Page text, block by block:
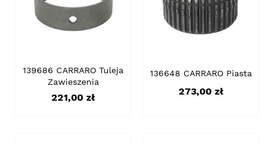
139686 CARRARO Tuleja
Zawieszenia
Cena
221,00 zł
136648 CARRARO Piasta
Cena
273,00 zł